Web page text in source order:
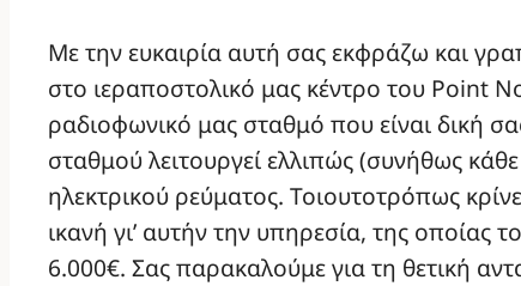
Με την ευκαιρία αυτή σας εκφράζω και
στο ιεραποστολικό μας κέντρο του Point
ραδιοφωνικό μας σταθμό που είναι δική
σταθμού λειτουργεί ελλιπώς (συνήθως
ηλεκτρικού ρεύματος. Τοιουτοτρόπως
ικανή γι’ αυτήν την υπηρεσία, της οποίας
6.000€. Σας παρακαλούμε για τη θετική